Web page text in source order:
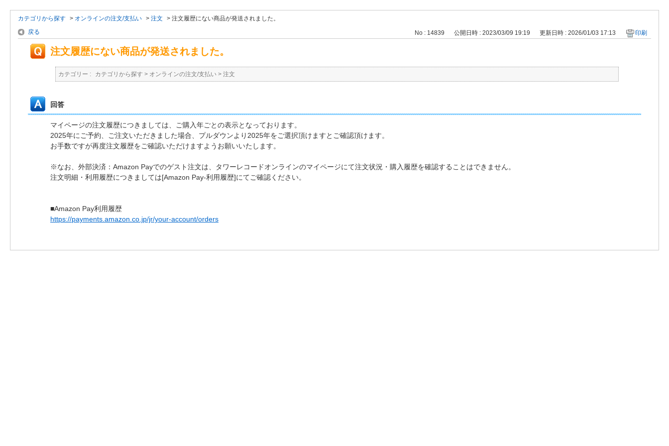
カテゴリから探す > オンラインの注文/支払い > 注文 > 注文履歴にない商品が発送されました。
戻る
No : 14839 公開日時 : 2023/03/09 19:19 更新日時 : 2026/01/03 17:13 印刷
注文履歴にない商品が発送されました。
カテゴリー : カテゴリから探す > オンラインの注文/支払い > 注文
回答
マイページの注文履歴につきましては、ご購入年ごとの表示となっております。
2025年にご予約、ご注文いただきました場合、プルダウンより2025年をご選択頂けますとご確認頂けます。
お手数ですが再度注文履歴をご確認いただけますようお願いいたします。
※なお、外部決済：Amazon Payでのゲスト注文は、タワーレコードオンラインのマイページにて注文状況・購入履歴を確認することはできません。
注文明細・利用履歴につきましては[Amazon Pay-利用履歴]にてご確認ください。
■Amazon Pay利用履歴
https://payments.amazon.co.jp/jr/your-account/orders